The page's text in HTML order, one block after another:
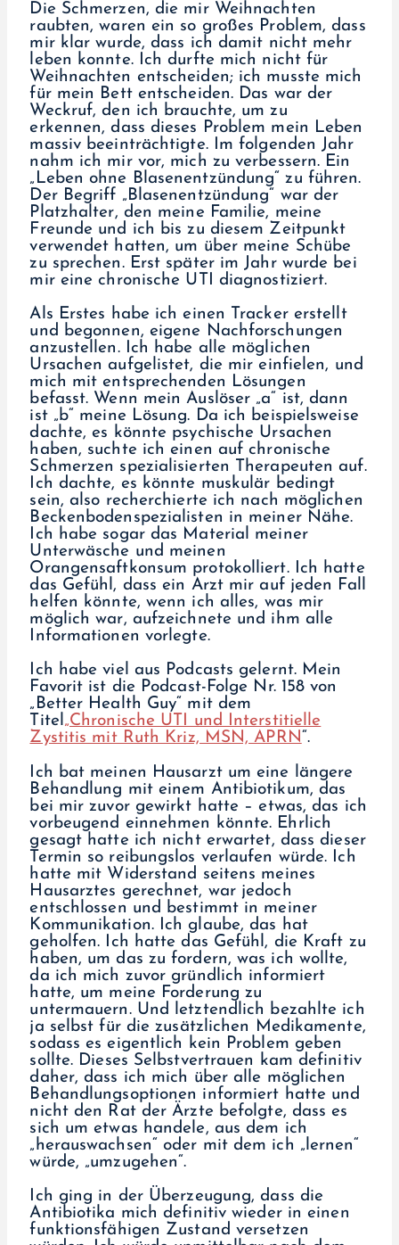
Die Schmerzen, die mir Weihnachten
raubten, waren ein so großes Problem, dass
mir klar wurde, dass ich damit nicht mehr
leben konnte. Ich durfte mich nicht für
Weihnachten entscheiden; ich musste mich
für mein Bett entscheiden. Das war der
Weckruf, den ich brauchte, um zu
erkennen, dass dieses Problem mein Leben
massiv beeinträchtigte. Im folgenden Jahr
nahm ich mir vor, mich zu verbessern. Ein
„Leben ohne Blasenentzündung“ zu führen.
Der Begriff „Blasenentzündung“ war der
Platzhalter, den meine Familie, meine
Freunde und ich bis zu diesem Zeitpunkt
verwendet hatten, um über meine Schübe
zu sprechen. Erst später im Jahr wurde bei
mir eine chronische UTI diagnostiziert.
Als Erstes habe ich einen Tracker erstellt
und begonnen, eigene Nachforschungen
anzustellen. Ich habe alle möglichen
Ursachen aufgelistet, die mir einfielen, und
mich mit entsprechenden Lösungen
befasst. Wenn mein Auslöser „a“ ist, dann
ist „b“ meine Lösung. Da ich beispielsweise
dachte, es könnte psychische Ursachen
haben, suchte ich einen auf chronische
Schmerzen spezialisierten Therapeuten auf.
Ich dachte, es könnte muskulär bedingt
sein, also recherchierte ich nach möglichen
Beckenbodenspezialisten in meiner Nähe.
Ich habe sogar das Material meiner
Unterwäsche und meinen
Orangensaftkonsum protokolliert. Ich hatte
das Gefühl, dass ein Arzt mir auf jeden Fall
helfen könnte, wenn ich alles, was mir
möglich war, aufzeichnete und ihm alle
Informationen vorlegte.
Ich habe viel aus Podcasts gelernt. Mein
Favorit ist die Podcast-Folge Nr. 158 von
„Better Health Guy“ mit dem
Titel„Chronische UTI und Interstitielle
Zystitis mit Ruth Kriz, MSN, APRN “.
Ich bat meinen Hausarzt um eine längere
Behandlung mit einem Antibiotikum, das
bei mir zuvor gewirkt hatte – etwas, das ich
vorbeugend einnehmen könnte. Ehrlich
gesagt hatte ich nicht erwartet, dass dieser
Termin so reibungslos verlaufen würde. Ich
hatte mit Widerstand seitens meines
Hausarztes gerechnet, war jedoch
entschlossen und bestimmt in meiner
Kommunikation. Ich glaube, das hat
geholfen. Ich hatte das Gefühl, die Kraft zu
haben, um das zu fordern, was ich wollte,
da ich mich zuvor gründlich informiert
hatte, um meine Forderung zu
untermauern. Und letztendlich bezahlte ich
ja selbst für die zusätzlichen Medikamente,
sodass es eigentlich kein Problem geben
sollte. Dieses Selbstvertrauen kam definitiv
daher, dass ich mich über alle möglichen
Behandlungsoptionen informiert hatte und
nicht den Rat der Ärzte befolgte, dass es
sich um etwas handele, aus dem ich
„herauswachsen“ oder mit dem ich „lernen“
würde, „umzugehen“.
Ich ging in der Überzeugung, dass die
Antibiotika mich definitiv wieder in einen
funktionsfähigen Zustand versetzen